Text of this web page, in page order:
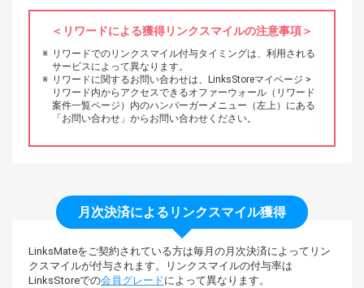
リワードによる獲得リンクスマイルの注意事項
リワードでのリンクスマイル付与タイミングは、利用される
サービスによって異なります。
リワードに関するお問い合わせは、LinksStoreマイページ >
リワード内からアクセスできるオファーウォール（リワード
案件一覧ページ）内のハンバーガーメニュー（左上）にある
「お問い合わせ」からお問い合わせください。
月次決済によるリンクスマイル獲得
LinksMateをご契約されている方は毎月の月次決済によってリン
クスマイルが付与されます。
リンクスマイルの付与率は
LinksStoreでの会員グレードによって異なります。